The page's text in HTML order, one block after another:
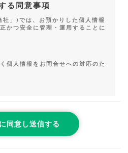
る同意事項
」)では、お預かりした個人情報
かつ安全に管理・運用することに
個人情報をお問合せへの対応のた
護するために必要で、本人から同
全な育成のために必要で、本人か